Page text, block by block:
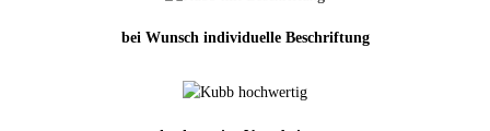
bei Wunsch individuelle Beschriftung